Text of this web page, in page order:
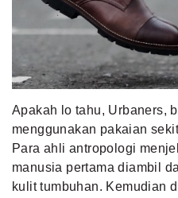
VIDEOS
MLDPOINTS
Apakah lo tahu, Urbaners,
menggunakan pakaian
Para ahli antropologi
manusia pertama diambil
kulit tumbuhan. Kemudian